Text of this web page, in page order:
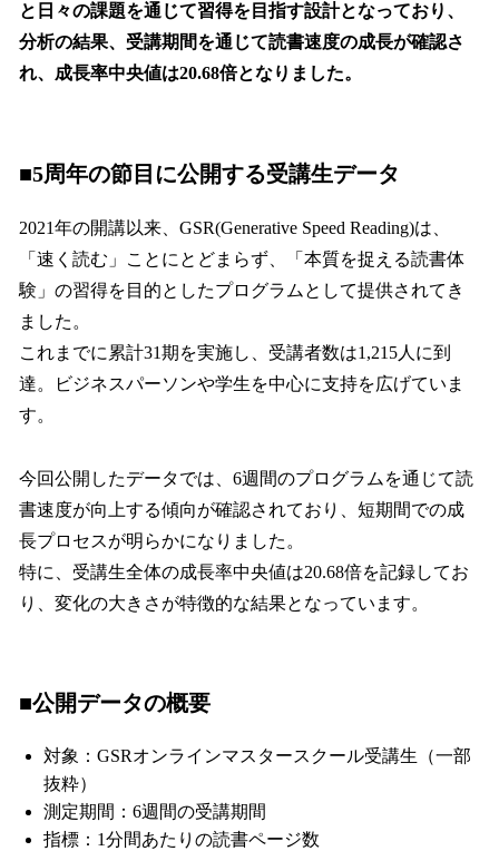
と日々の課題を通じて習得を目指す設計となっており、
分析の結果、受講期間を通じて読書速度の成長が確認さ
れ、成長率中央値は20.68倍となりました。
■5周年の節目に公開する受講生データ
2021年の開講以来、GSR(Generative Speed Reading)は、
「速く読む」ことにとどまらず、「本質を捉える読書体
験」の習得を目的としたプログラムとして提供されてき
ました。
これまでに累計31期を実施し、受講者数は1,215人に到
達。ビジネスパーソンや学生を中心に支持を広げていま
す。
今回公開したデータでは、6週間のプログラムを通じて読
書速度が向上する傾向が確認されており、短期間での成
長プロセスが明らかになりました。
特に、受講生全体の成長率中央値は20.68倍を記録してお
り、変化の大きさが特徴的な結果となっています。
■公開データの概要
対象：GSRオンラインマスタースクール受講生（一部
抜粋）
測定期間：6週間の受講期間
指標：1分間あたりの読書ページ数